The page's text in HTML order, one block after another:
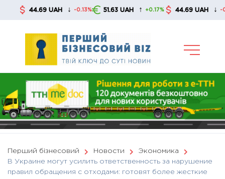
44.69 UAH ↓ -0.13% 51.63 UAH ↑ +0.17% 44.69 UAH ↓ -0.13%
Перший бізнесовий Новости
Экономика
В Украине могут усилить ответственность за нарушение
правил обращения с отходами: готовят более жесткие